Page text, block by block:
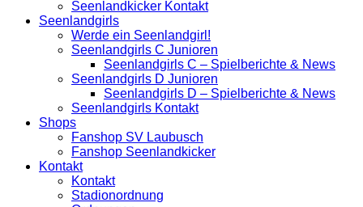
Seenlandkicker Kontakt
Seenlandgirls
Werde ein Seenlandgirl!
Seenlandgirls C Junioren
Seenlandgirls C – Spielberichte & News
Seenlandgirls D Junioren
Seenlandgirls D – Spielberichte & News
Seenlandgirls Kontakt
Shops
Fanshop SV Laubusch
Fanshop Seenlandkicker
Kontakt
Kontakt
Stadionordnung